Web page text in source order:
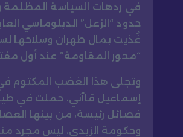
في ردهات السياسة المظلمة
حدود “الزعل” الدبلوماسي
غُذيت بمال طهران وسلاحها
“محور المقاومة” عند أول
وتجلى هذا الغضب المكتوم
إسماعيل قاآني، حملت في
فصائل رئيسة، من بينها
وحكومة الزيدي، ليس مجرد